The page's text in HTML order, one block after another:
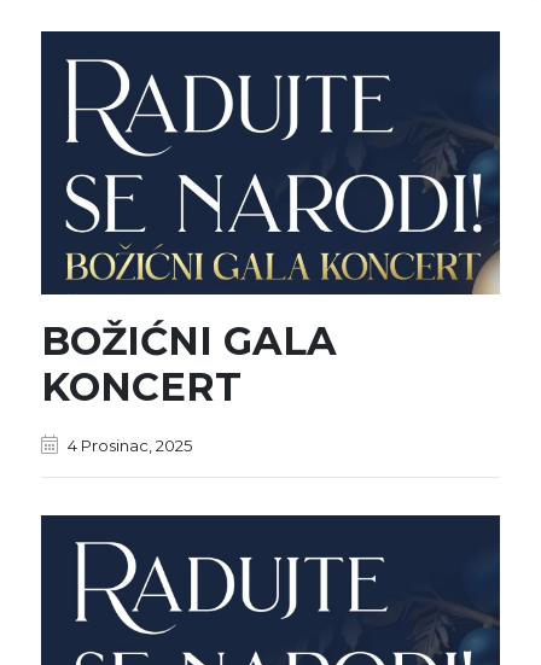
BOŽIĆNI GALA
KONCERT
4 Prosinac, 2025